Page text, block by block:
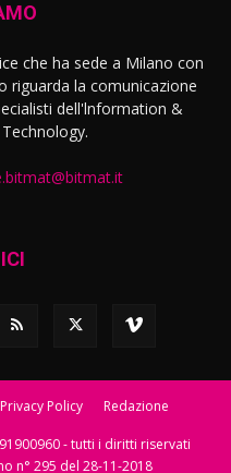
che ha sede a Milano con
riguarda la comunicazione
dell'lnformation &
Privacy Policy Redazione
- tutti i diritti riservati
n° 295 del 28-11-2018